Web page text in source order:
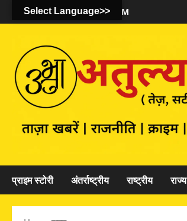
August 6, 2026 12:18:20 AM
प्राइम स्टोरी अंतर्राष्ट्रीय राष्ट्रीय राज्य
Select Language>>